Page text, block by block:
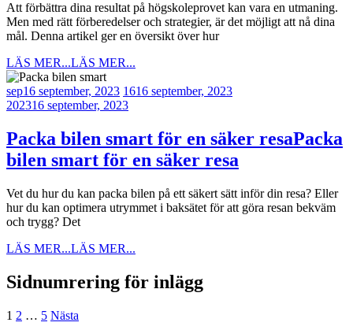
Att förbättra dina resultat på högskoleprovet kan vara en utmaning.
Men med rätt förberedelser och strategier, är det möjligt att nå dina
mål. Denna artikel ger en översikt över hur
LÄS MER...LÄS MER...
sep16 september, 2023 1616 september, 2023
202316 september, 2023
Packa bilen smart för en säker resaPacka
bilen smart för en säker resa
Vet du hur du kan packa bilen på ett säkert sätt inför din resa? Eller
hur du kan optimera utrymmet i baksätet för att göra resan bekväm
och trygg? Det
LÄS MER...LÄS MER...
Sidnumrering för inlägg
1 2 … 5 Nästa